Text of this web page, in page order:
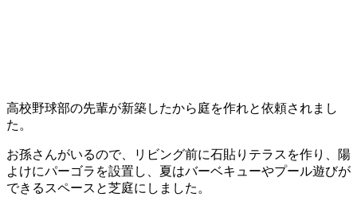
高校野球部の先輩が新築したから庭を作れと依頼されまし
た。
お孫さんがいるので、リビング前に石貼りテラスを作り、陽
よけにパーゴラを設置し、夏はバーベキューやプール遊びが
できるスペースと芝庭にしました。